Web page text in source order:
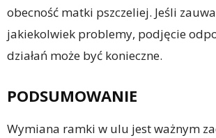
obecność matki pszczeliej. Jeśli
jakiekolwiek problemy, podjęcie
działań może być konieczne.
PODSUMOWANIE
Wymiana ramki w ulu jest ważnym